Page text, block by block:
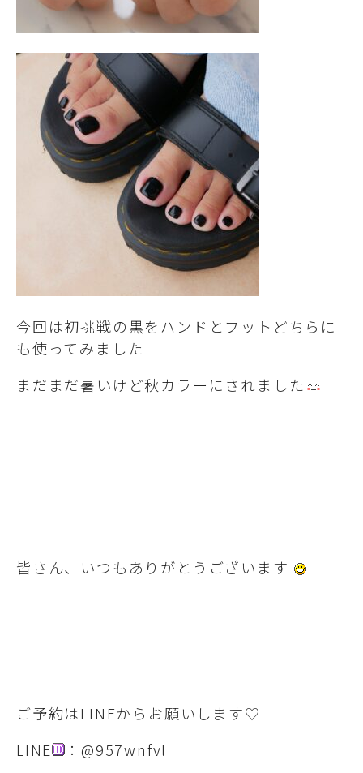
今回は初挑戦の黒をハンドとフットどちらに
も使ってみました
まだまだ暑いけど秋カラーにされました
皆さん、いつもありがとうございます
ご予約はLINEからお願いします♡
LINE
：@957wnfvl